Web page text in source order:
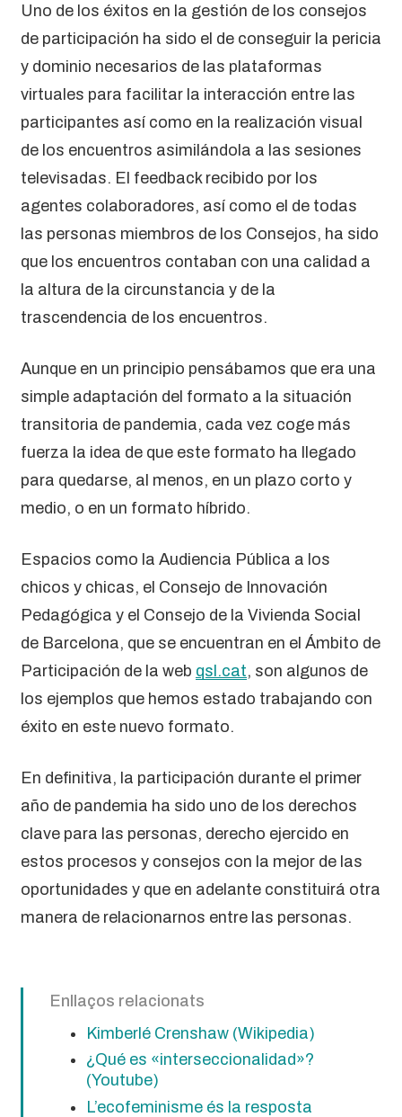
Uno de los éxitos en la gestión de los consejos
de participación ha sido el de conseguir la pericia
y dominio necesarios de las plataformas
virtuales para facilitar la interacción entre las
participantes así como en la realización visual
de los encuentros asimilándola a las sesiones
televisadas. El feedback recibido por los
agentes colaboradores, así como el de todas
las personas miembros de los Consejos, ha sido
que los encuentros contaban con una calidad a
la altura de la circunstancia y de la
trascendencia de los encuentros.
Aunque en un principio pensábamos que era una
simple adaptación del formato a la situación
transitoria de pandemia, cada vez coge más
fuerza la idea de que este formato ha llegado
para quedarse, al menos, en un plazo corto y
medio, o en un formato híbrido.
Espacios como la Audiencia Pública a los
chicos y chicas, el Consejo de Innovación
Pedagógica y el Consejo de la Vivienda Social
de Barcelona, ​​que se encuentran en el Ámbito de
Participación de la web qsl.cat, son algunos de
los ejemplos que hemos estado trabajando con
éxito en este nuevo formato.
En definitiva, la participación durante el primer
año de pandemia ha sido uno de los derechos
clave para las personas, derecho ejercido en
estos procesos y consejos con la mejor de las
oportunidades y que en adelante constituirá otra
manera de relacionarnos entre las personas.
Enllaços relacionats
Kimberlé Crenshaw (Wikipedia)
¿Qué es «interseccionalidad»?
(Youtube)
L’ecofeminisme és la resposta